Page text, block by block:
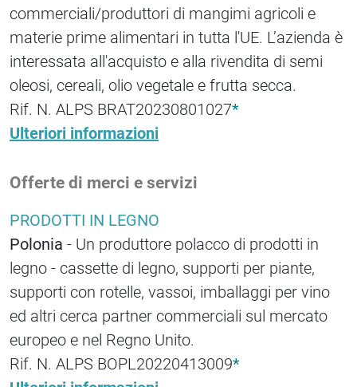
commerciali/produttori di mangimi agricoli e
materie prime alimentari in tutta l'UE. L’azienda è
interessata all'acquisto e alla rivendita di semi
oleosi, cereali, olio vegetale e frutta secca.
Rif. N. ALPS BRAT20230801027*
Ulteriori informazioni
Offerte di merci e servizi
PRODOTTI IN LEGNO
Polonia - Un produttore polacco di prodotti in
legno - cassette di legno, supporti per piante,
supporti con rotelle, vassoi, imballaggi per vino
ed altri cerca partner commerciali sul mercato
europeo e nel Regno Unito.
Rif. N. ALPS BOPL20220413009*